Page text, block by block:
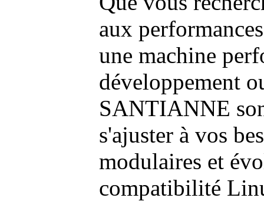
aux
une machine
développement
SANTIANNE
s'ajuster à vos
modulaires et
compatibilité